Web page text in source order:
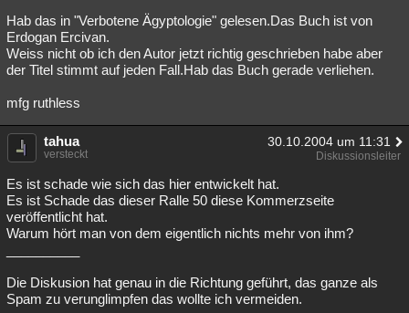
Hab das in "Verbotene Ägyptologie" gelesen.Das Buch ist von
Erdogan Ercivan.
Weiss nicht ob ich den Autor jetzt richtig geschrieben habe aber
der Titel stimmt auf jeden Fall.Hab das Buch gerade verliehen.
mfg ruthless
tahua 30.10.2004 um 11:31
versteckt Diskussionsleiter
Es ist schade wie sich das hier entwickelt hat.
Es ist Schade das dieser Ralle 50 diese Kommerzseite
veröffentlicht hat.
Warum hört man von dem eigentlich nichts mehr von ihm?
Die Diskusion hat genau in die Richtung geführt, das ganze als
Spam zu verunglimpfen das wollte ich vermeiden.